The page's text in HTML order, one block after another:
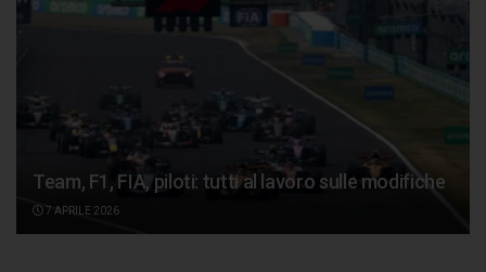
Team, F1, FIA, piloti: tutti al lavoro sulle modifiche
7 APRILE 2026